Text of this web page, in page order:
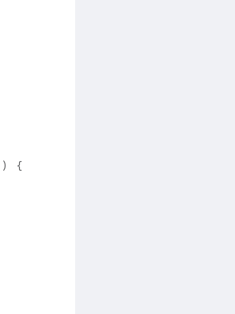
)
{